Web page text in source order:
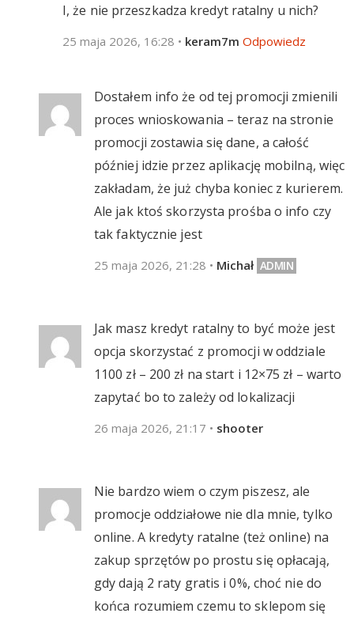
I, że nie przeszkadza kredyt ratalny u nich?
25 maja 2026, 16:28 • keram7m Odpowiedz
Dostałem info że od tej promocji zmienili
proces wnioskowania – teraz na stronie
promocji zostawia się dane, a całość
później idzie przez aplikację mobilną, więc
zakładam, że już chyba koniec z kurierem.
Ale jak ktoś skorzysta prośba o info czy
tak faktycznie jest
25 maja 2026, 21:28 • Michał
Jak masz kredyt ratalny to być może jest
opcja skorzystać z promocji w oddziale
1100 zł – 200 zł na start i 12×75 zł – warto
zapytać bo to zależy od lokalizacji
26 maja 2026, 21:17 • shooter
Nie bardzo wiem o czym piszesz, ale
promocje oddziałowe nie dla mnie, tylko
online. A kredyty ratalne (też online) na
zakup sprzętów po prostu się opłacają,
gdy dają 2 raty gratis i 0%, choć nie do
końca rozumiem czemu to sklepom się